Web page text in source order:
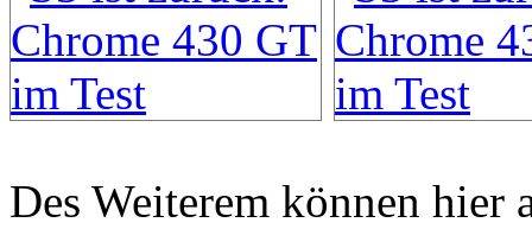
Des Weiterem können hier